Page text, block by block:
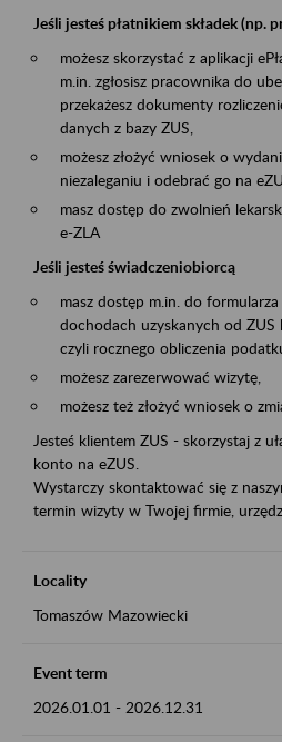
Jeśli jesteś płatnikiem składek (np.
możesz skorzystać z aplikacji
m.in. zgłosisz pracownika do
przekażesz dokumenty
danych z bazy ZUS,
możesz złożyć wniosek o
niezaleganiu i odebrać go na
masz dostęp do zwolnień
e-ZLA
Jeśli jesteś świadczeniobiorcą
masz dostęp m.in. do
dochodach uzyskanych od ZUS
czyli rocznego obliczenia
możesz zarezerwować wizytę,
możesz też złożyć wniosek o
Jesteś klientem ZUS - skorzystaj z
konto na eZUS.
Wystarczy skontaktować się z
termin wizyty w Twojej firmie,
Locality
Tomaszów Mazowiecki
Event term
2026.01.01 - 2026.12.31